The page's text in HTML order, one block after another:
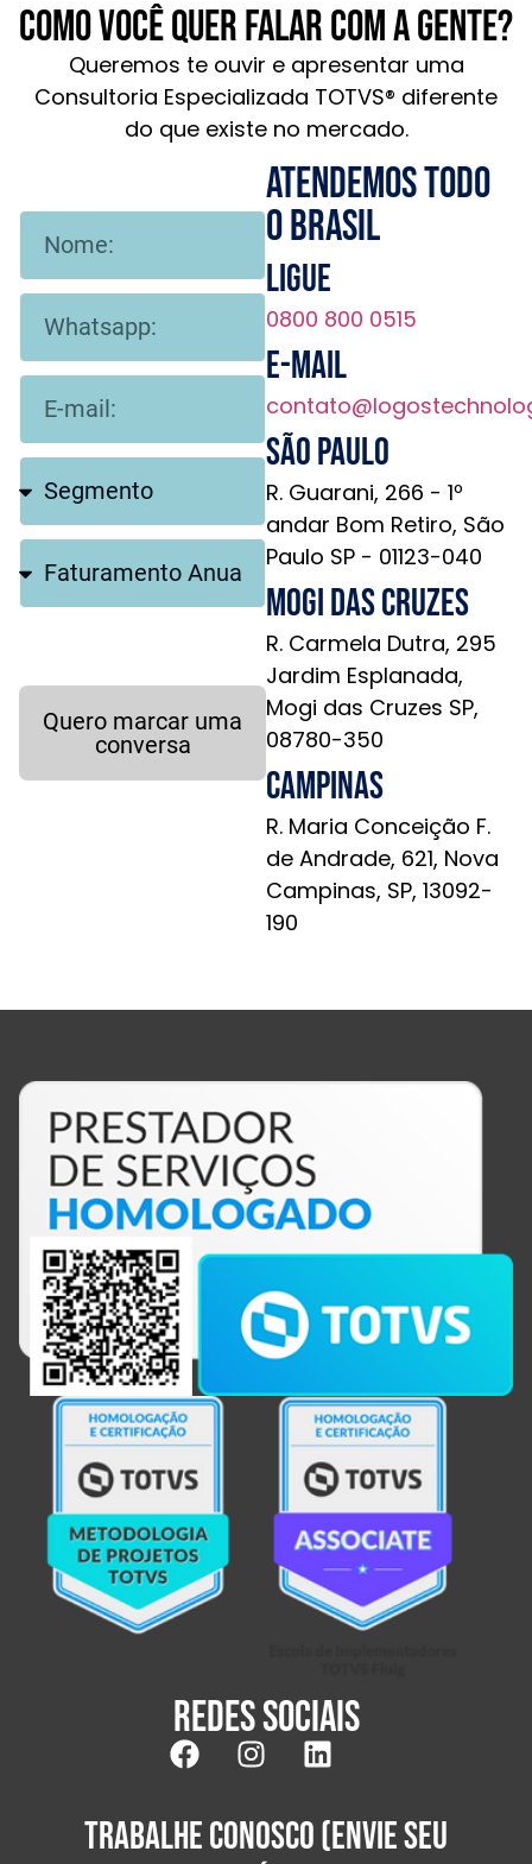
Como você quer falar com a gente?
Queremos te ouvir e apresentar uma
Consultoria Especializada TOTVS® diferente
do que existe no mercado.
Quero marcar uma
conversa
Atendemos todo
o brasil
Ligue
0800 800 0515
E-mail
São Paulo
R. Guarani, 266 - 1º
andar Bom Retiro, São
Paulo SP - 01123-040
Mogi das Cruzes
R. Carmela Dutra, 295
Jardim Esplanada,
Mogi das Cruzes SP,
08780-350
Campinas
R. Maria Conceição F.
de Andrade, 621, Nova
Campinas, SP, 13092-
190
Redes sociais
TRABALHE CONOSCO (ENVIE SEU